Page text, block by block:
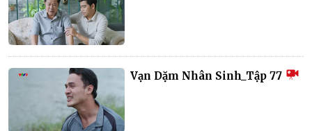
Vạn Dặm Nhân Sinh_Tập 77